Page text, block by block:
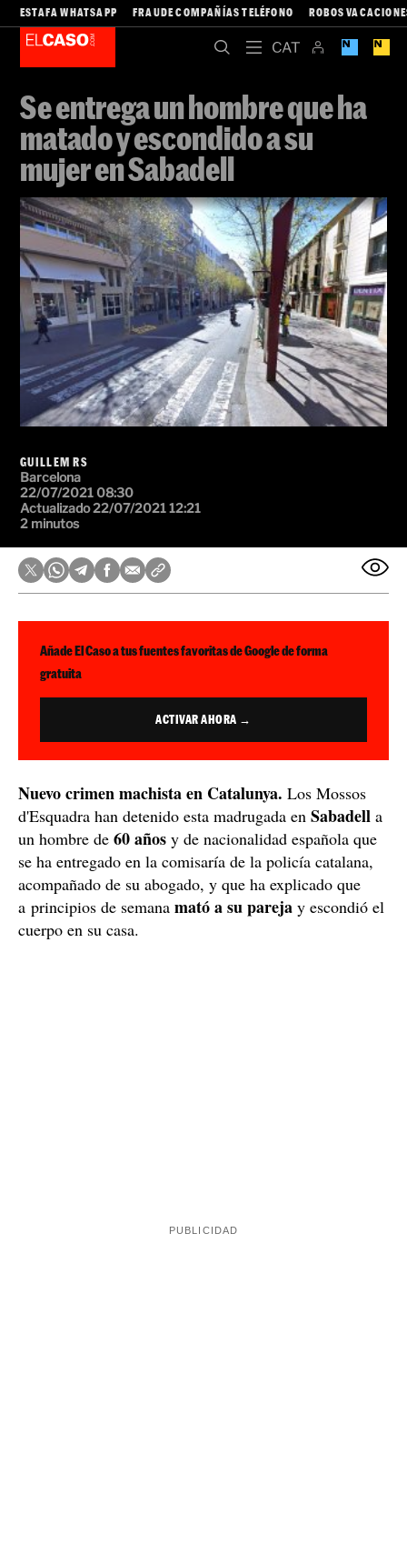
ESTAFA WHATSAPP FRAUDE COMPAÑÍAS TELÉFONO ROBOS
Se entrega un hombre que ha
matado y escondido a su
mujer en Sabadell
GUILLEM RS
Barcelona
22/07/2021 08:30
Actualizado 22/07/2021 12:21
2 minutos
Añade El Caso a tus fuentes favoritas de Google de forma
gratuita
ACTIVAR AHORA →
Nuevo crimen machista en Catalunya. Los Mossos
d'Esquadra han detenido esta madrugada en Sabadell a
un hombre de 60 años y de nacionalidad española que
se ha entregado en la comisaría de la policía catalana,
acompañado de su abogado, y que ha explicado que
a principios de semana mató a su pareja y escondió el
cuerpo en su casa.